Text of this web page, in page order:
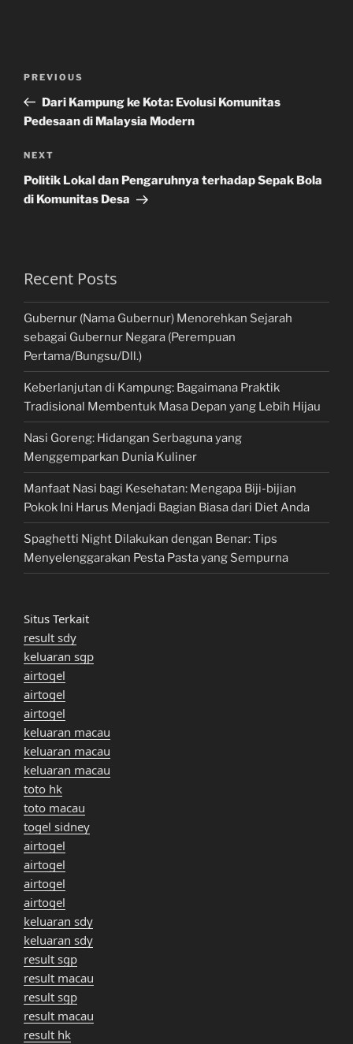
Previous
Post
PREVIOUS
Dari Kampung ke Kota: Evolusi Komunitas
Pedesaan di Malaysia Modern
Next
Post
NEXT
Politik Lokal dan Pengaruhnya terhadap Sepak Bola
di Komunitas Desa
Recent Posts
Gubernur (Nama Gubernur) Menorehkan Sejarah
sebagai Gubernur Negara (Perempuan
Pertama/Bungsu/Dll.)
Keberlanjutan di Kampung: Bagaimana Praktik
Tradisional Membentuk Masa Depan yang Lebih Hijau
Nasi Goreng: Hidangan Serbaguna yang
Menggemparkan Dunia Kuliner
Manfaat Nasi bagi Kesehatan: Mengapa Biji-bijian
Pokok Ini Harus Menjadi Bagian Biasa dari Diet Anda
Spaghetti Night Dilakukan dengan Benar: Tips
Menyelenggarakan Pesta Pasta yang Sempurna
Situs Terkait
result sdy
keluaran sgp
airtogel
airtogel
airtogel
keluaran macau
keluaran macau
keluaran macau
toto hk
toto macau
togel sidney
airtogel
airtogel
airtogel
airtogel
keluaran sdy
keluaran sdy
result sgp
result macau
result sgp
result macau
result hk